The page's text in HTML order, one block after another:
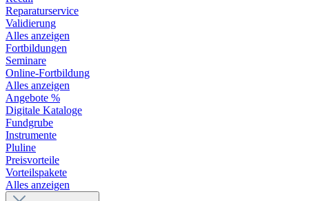
Reparaturservice
Validierung
Alles anzeigen
Fortbildungen
Seminare
Online-Fortbildung
Alles anzeigen
Angebote %
Digitale Kataloge
Fundgrube
Instrumente
Pluline
Preisvorteile
Vorteilspakete
Alles anzeigen